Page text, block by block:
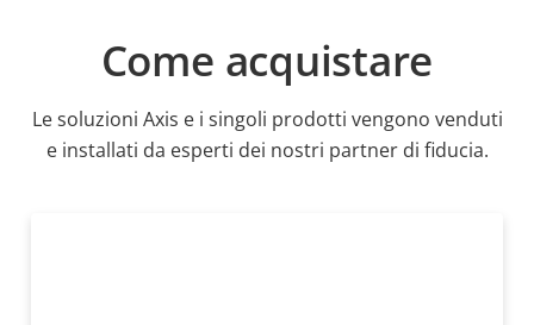
Come acquistare
Le soluzioni Axis e i singoli prodotti vengono venduti
e installati da esperti dei nostri partner di fiducia.